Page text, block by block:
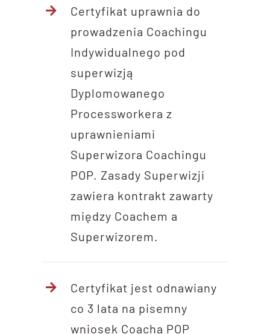
Certyfikat uprawnia do
prowadzenia Coachingu
Indywidualnego pod
superwizją
Dyplomowanego
Processworkera z
uprawnieniami
Superwizora Coachingu
POP. Zasady Superwizji
zawiera kontrakt zawarty
między Coachem a
Superwizorem.
Certyfikat jest odnawiany
co 3 lata na pisemny
wniosek Coacha POP